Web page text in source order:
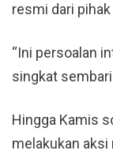
resmi dari
“Ini persoalan
singkat
Hingga Kamis
melakukan